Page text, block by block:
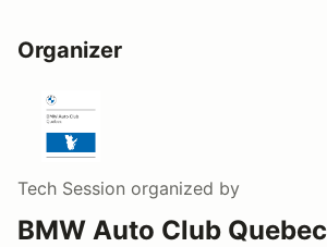
Organizer
Tech Session organized by
BMW Auto Club Quebec